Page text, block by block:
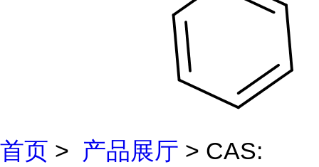
首页 > 产品展厅 > CAS: